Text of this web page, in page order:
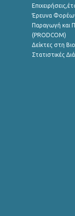
Έρευνα
Παραγωγή και
(PRODCOM)
Δείκτες στη
Στατιστικές